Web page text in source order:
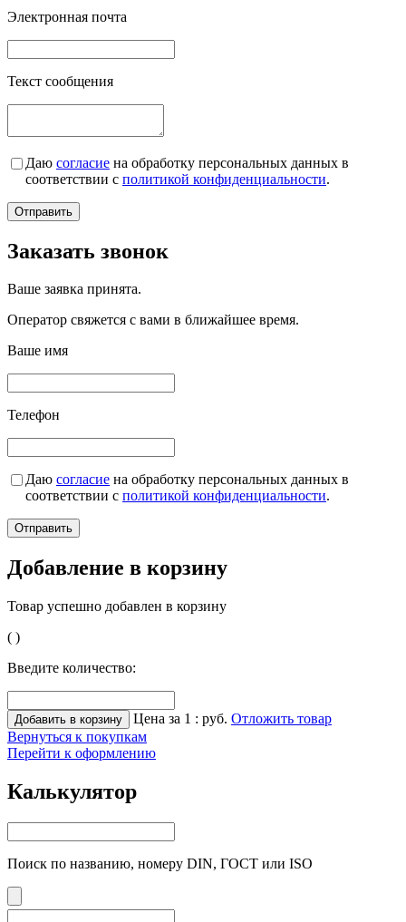
Электронная почта
Текст сообщения
Даю согласие на обработку персональных данных в
соответствии с политикой конфиденциальности.
Заказать звонок
Ваше заявка принята.
Оператор свяжется с вами в ближайшее время.
Ваше имя
Телефон
Даю согласие на обработку персональных данных в
соответствии с политикой конфиденциальности.
Добавление в корзину
Товар успешно добавлен в корзину
( )
Введите количество:
Цена за 1 : руб. Отложить товар
Вернуться к покупкам
Перейти к оформлению
Калькулятор
Поиск по названию, номеру DIN, ГОСТ или ISO